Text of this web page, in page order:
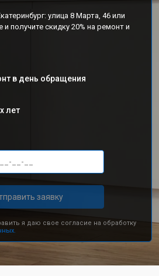
улица 8 Марта, 46 или
и получите скидку 20% на ремонт и
в день обращения
лет
заявку
я даю свое согласие на обработку